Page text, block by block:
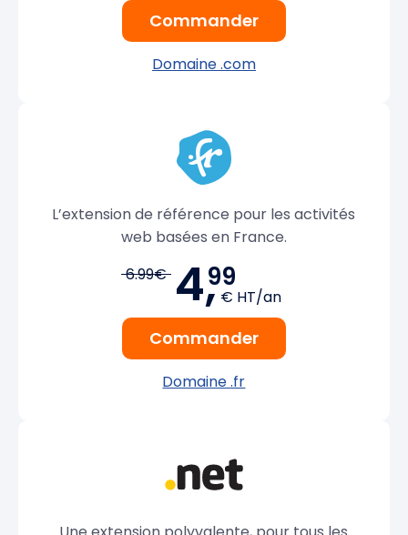
Commander
Domaine .com
L’extension de référence pour les activités
web basées en France.
6.99€ 4,99
€ HT/an
Commander
Domaine .fr